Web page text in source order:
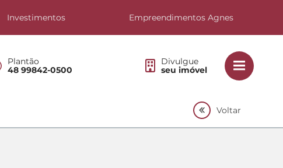
Investimentos Empreendimentos Agnes
Plantão
48 99842-0500
Divulgue
seu imóvel
Voltar